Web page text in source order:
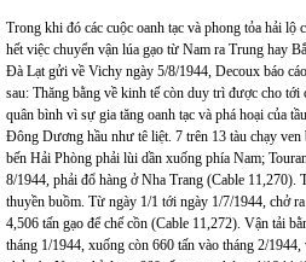
Trong khi đó các cuộc oanh tạc và phong tỏa hải
hết việc chuyển vận lúa gạo từ Nam ra Trung hay
Đà Lạt gửi về Vichy ngày 5/8/1944, Decoux báo
sau: Thăng bằng về kinh tế còn duy trì được cho
quân bình vì sự gia tăng oanh tạc và phá hoại của
Đông Dương hầu như tê liệt. 7 trên 13 tàu chạy ven
bến Hải Phòng phải lùi dần xuống phía Nam;
8/1944, phải đổ hàng ở Nha Trang (Cable 11,270).
thuyền buồm. Từ ngày 1/1 tới ngày 1/7/1944, chở
4,506 tấn gạo để chế cồn (Cable 11,272). Vận tải
tháng 1/1944, xuống còn 660 tấn vào tháng 2/